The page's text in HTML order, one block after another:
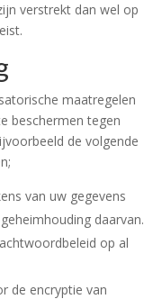
verstrekt dan wel op
maatregelen
beschermen tegen
de volgende
van uw gegevens
daarvan.
op al
de encryptie van